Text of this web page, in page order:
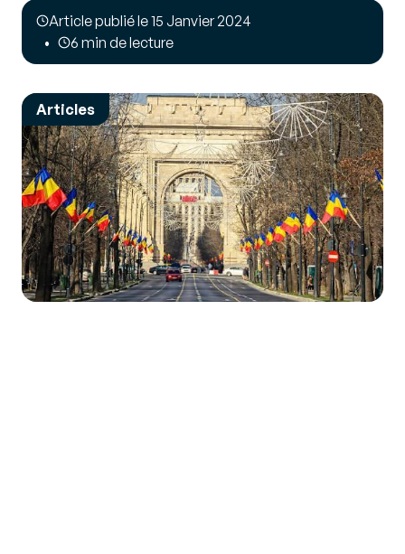
Article publié le 15 Janvier 2024
6 min de lecture
Articles